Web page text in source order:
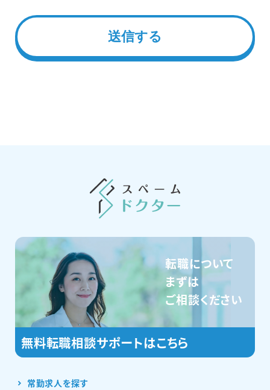
常勤求人を探す
転職について
まずは
ご相談ください